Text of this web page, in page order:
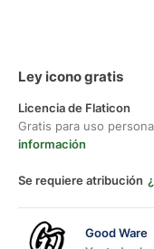
Ley icono gratis
Licencia de Flaticon
Gratis para uso
información
Se requiere atribución
Good Ware